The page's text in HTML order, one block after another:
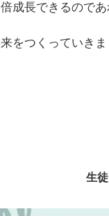
成長できるので
をつくっていきま
生